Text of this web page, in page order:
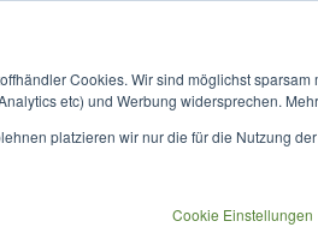
Cookies. Wir sind möglichst
etc) und Werbung widersprechen.
platzieren wir nur die für die Nutzung
Cookie Einstellungen
Ablauf (angeformter